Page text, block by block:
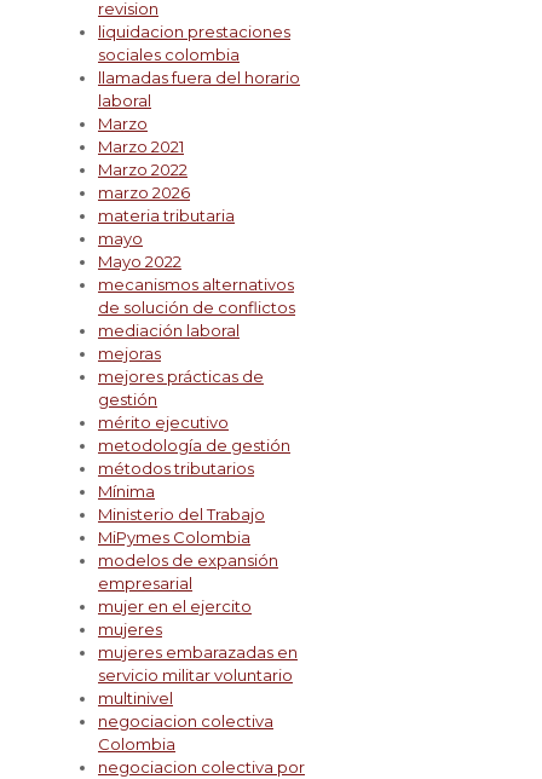
revision
liquidacion prestaciones
sociales colombia
llamadas fuera del horario
laboral
Marzo
Marzo 2021
Marzo 2022
marzo 2026
materia tributaria
mayo
Mayo 2022
mecanismos alternativos
de solución de conflictos
mediación laboral
mejoras
mejores prácticas de
gestión
mérito ejecutivo
metodología de gestión
métodos tributarios
Mínima
Ministerio del Trabajo
MiPymes Colombia
modelos de expansión
empresarial
mujer en el ejercito
mujeres
mujeres embarazadas en
servicio militar voluntario
multinivel
negociacion colectiva
Colombia
negociacion colectiva por